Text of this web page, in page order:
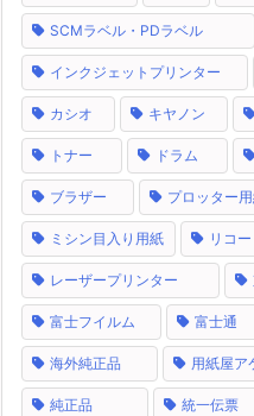
SCMラベル・PDラベル
インクジェットプリンター
カシオ キヤノン
トナー ドラム
ブラザー プロッター
ミシン目入り用紙 リコー
レーザープリンター
富士フイルム 富士通
海外純正品 用紙屋ア
純正品 統一伝票